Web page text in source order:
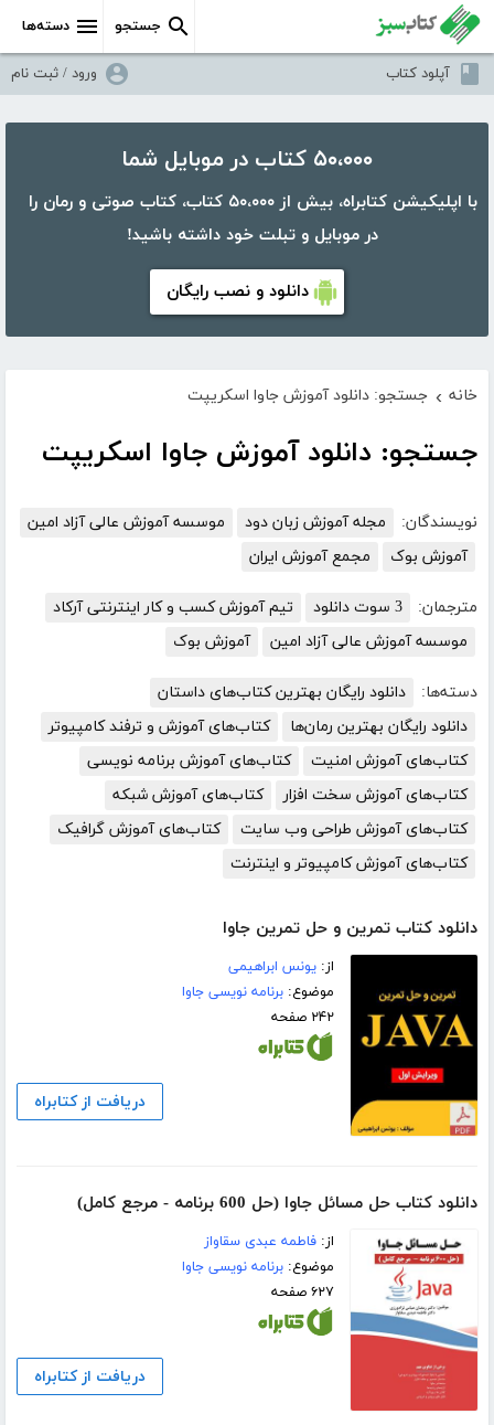
دسته‌ها جستجو
آپلود کتاب ورود / ثبت نام
۵۰،۰۰۰ کتاب در موبایل شما
با اپلیکیشن کتابراه، بیش از ۵۰،۰۰۰ کتاب، کتاب صوتی و رمان را
در موبایل و تبلت خود داشته باشید!
دانلود و نصب رایگان
خانه › جستجو: دانلود آموزش جاوا اسکریپت
جستجو: دانلود آموزش جاوا اسکریپت
نویسندگان: مجله آموزش زبان دود
موسسه آموزش عالی آزاد امین
آموزش بوک
مجمع آموزش ایران
مترجمان: 3 سوت دانلود
تیم آموزش کسب و کار اینترنتی آرکاد
موسسه آموزش عالی آزاد امین
آموزش بوک
دسته‌ها:
دانلود رایگان بهترین کتاب‌های داستان
دانلود رایگان بهترین رمان‌ها
کتاب‌های آموزش و ترفند کامپیوتر
کتاب‌های آموزش امنیت
کتاب‌های آموزش برنامه نویسی
کتاب‌های آموزش سخت افزار
کتاب‌های آموزش شبکه
کتاب‌های آموزش طراحی وب سایت
کتاب‌های آموزش گرافیک
کتاب‌های آموزش کامپیوتر و اینترنت
دانلود کتاب تمرین و حل تمرین جاوا
از:یونس ابراهیمی
موضوع:برنامه نویسی جاوا
۲۴۲ صفحه
دریافت از کتابراه
دانلود کتاب حل مسائل جاوا (حل 600 برنامه - مرجع کامل)
از:فاطمه عبدی سقاواز
موضوع:برنامه نویسی جاوا
۶۲۷ صفحه
دریافت از کتابراه